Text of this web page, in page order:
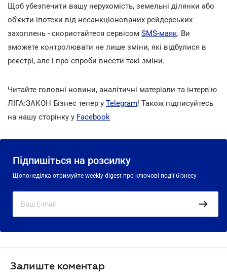
Щоб убезпечити вашу нерухомість, земельні ділянки або
об'єкти іпотеки від несанкціонованих рейдерських
захоплень - скористайтеся сервісом SMS-маяк. Ви
зможете контролювати не лише зміни, які відбулися в
реєстрі, але і про спроби внести такі зміни.
Читайте головні новини, аналітичні матеріали та інтерв'ю
ЛІГА:ЗАКОН Бізнес тепер у Telegram! Також підписуйтесь
на нашу сторінку у Facebook
Підпишіться на розсилку
Щопонеділка отримуйте weekly-digest про ключові події бізнесу
Залиште коментар